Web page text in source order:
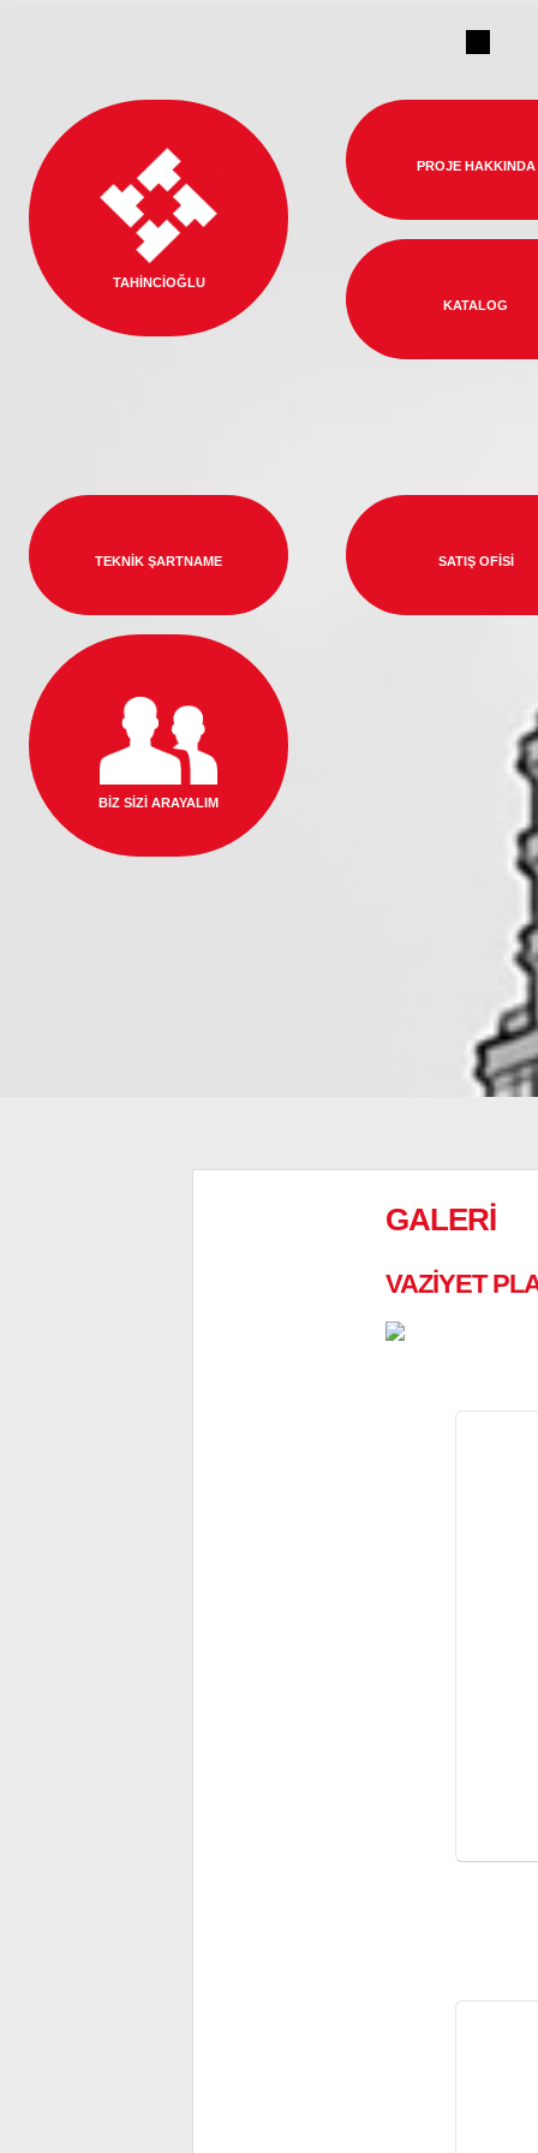
TAHİNCİOĞLU
PROJE HAKKINDA
KATALOG
TEKNİK ŞARTNAME SATIŞ OFİSİ
BİZ SİZİ ARAYALIM
GALERİ
VAZİYET